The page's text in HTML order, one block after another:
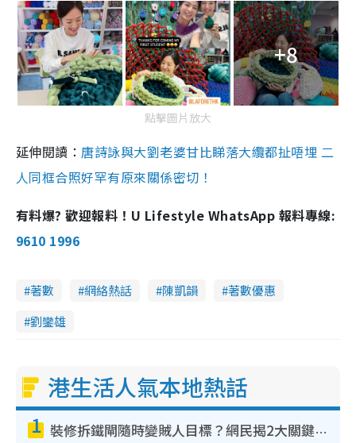
+8
點擊圖片放大
延伸閱讀： 唐詩詠與大劉老婆甘比睇落大纜都扯唔埋 二
人同框合照好罕有原來關係密切！
有料爆? 歡迎報料！U Lifestyle WhatsApp 報料專線:
9610 1996
著數 網絡熱話 陳凱韻
著數優惠
劉鑾雄
港生活人氣本地熱話
1 裝修拆鐵閘隨時變賊人目標？網民揭2大關鍵用途：裝新式等於白裝？附新舊鐵閘分別